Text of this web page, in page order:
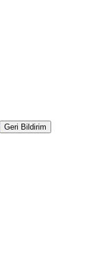
Geri Bildirim